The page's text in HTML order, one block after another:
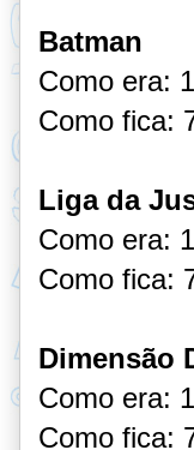
Batman
Como era:
Como fica:
Liga da
Como era:
Como fica:
Dimensão
Como era:
Como fica: